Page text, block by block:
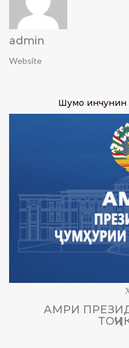
admin
Website
Шумо инчунин
АМРИ